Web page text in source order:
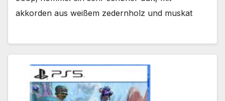
akkorden aus weißem zedernholz und muskat